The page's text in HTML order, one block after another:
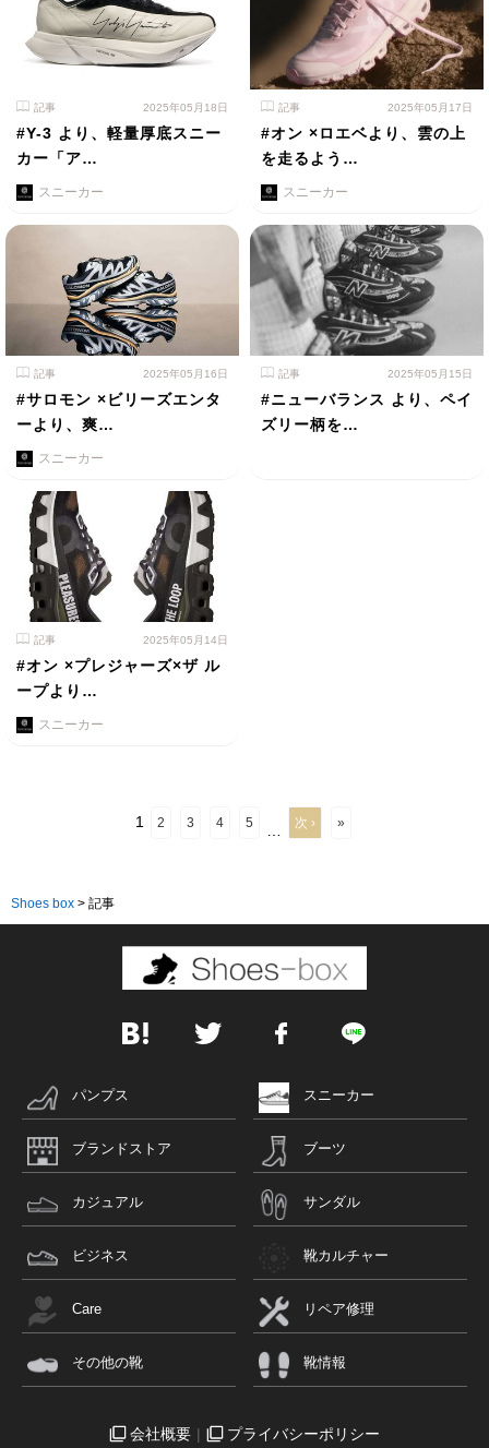
記事 2025年05月18日
#Y-3 より、軽量厚底スニー
カー「ア…
スニーカー
記事 2025年05月17日
#オン ×ロエベより、雲の上
を走るよう…
スニーカー
記事 2025年05月16日
#サロモン ×ビリーズエンタ
ーより、爽…
スニーカー
記事 2025年05月15日
#ニューバランス より、ペイ
ズリー柄を…
記事 2025年05月14日
#オン ×プレジャーズ×ザ ル
ープより…
スニーカー
1 2 3 4 5 次 › »
Shoes box > 記事
パンプス スニーカー
ブランドストア ブーツ
カジュアル サンダル
ビジネス 靴カルチャー
Care リペア修理
その他の靴 靴情報
会社概要 プライバシーポリシー